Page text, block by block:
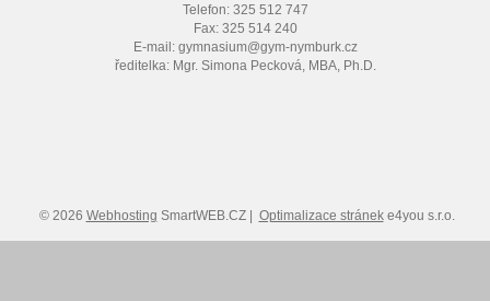
Telefon: 325 512 747
Fax: 325 514 240
E-mail: gymnasium@gym-nymburk.cz
ředitelka: Mgr. Simona Pecková, MBA, Ph.D.
© 2026 Webhosting SmartWEB.CZ | Optimalizace stráneke4you s.r.o.